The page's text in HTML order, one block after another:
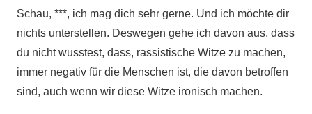
Schau, ***, ich mag dich sehr gerne. Und ich möchte dir
nichts unterstellen. Deswegen gehe ich davon aus, dass
du nicht wusstest, dass, rassistische Witze zu machen,
immer negativ für die Menschen ist, die davon betroffen
sind, auch wenn wir diese Witze ironisch machen.